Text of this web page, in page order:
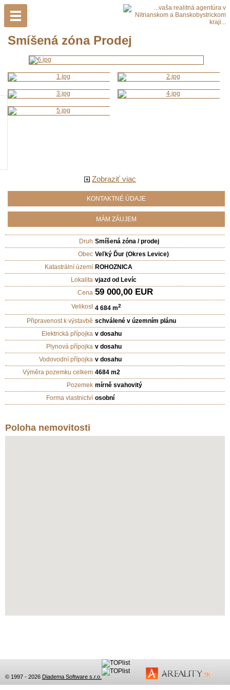
Smíšená zóna Prodej
Zobraziť viac
KONTAKTNÉ ÚDAJE
MÁM ZÁUJEM
Druh Smíšená zóna / prodej
Obec Veľký Ďur (Okres Levice)
Katastrální území ROHOZNICA
Lokalita vjazd od Levíc
Cena 59 000,00 EUR
Velikost 4 684 m2
Připravenost k výstavbě schválené v územním plánu
Elektrická přípojka v dosahu
Plynová přípojka v dosahu
Vodovodní přípojka v dosahu
Výměra pozemku celkem 4684 m2
Pozemek mírně svahovitý
Forma vlastnictví osobní
Poloha nemovitosti
© 1997 - 2026 Diadema Software s.r.o.